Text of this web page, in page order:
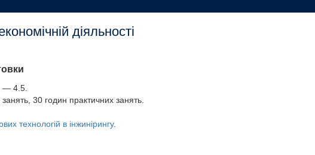
діяльності
— 4.5.
30 годин практичних занять.
технологій в інжинірингу.